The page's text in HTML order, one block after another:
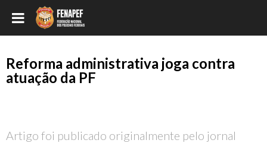
Reforma administrativa joga contra
atuação da PF
Artigo foi publicado originalmente pelo jornal